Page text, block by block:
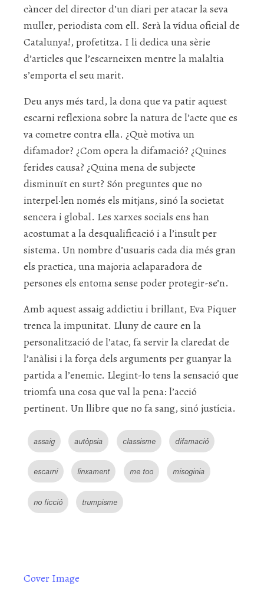
càncer del director d’un diari per atacar la seva
muller, periodista com ell. Serà la vídua oficial de
Catalunya!, profetitza. I li dedica una sèrie
d’articles que l’escarneixen mentre la malaltia
s’emporta el seu marit.
Deu anys més tard, la dona que va patir aquest
escarni reflexiona sobre la natura de l’acte que es
va cometre contra ella. ¿Què motiva un
difamador? ¿Com opera la difamació? ¿Quines
ferides causa? ¿Quina mena de subjecte
disminuït en surt? Són preguntes que no
interpel·len només els mitjans, sinó la societat
sencera i global. Les xarxes socials ens han
acostumat a la desqualificació i a l’insult per
sistema. Un nombre d’usuaris cada dia més gran
els practica, una majoria aclaparadora de
persones els entoma sense poder protegir-se’n.
Amb aquest assaig addictiu i brillant, Eva Piquer
trenca la impunitat. Lluny de caure en la
personalització de l’atac, fa servir la claredat de
l’anàlisi i la força dels arguments per guanyar la
partida a l’enemic. Llegint-lo tens la sensació que
triomfa una cosa que val la pena: l’acció
pertinent. Un llibre que no fa sang, sinó justícia.
assaig autòpsia classisme difamació
escarni linxament me too misoginia
no ficció trumpisme
Cover Image